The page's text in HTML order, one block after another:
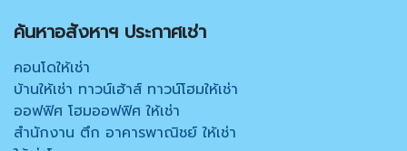
ค้นหาอสังหาฯ ประกาศเช่า
คอนโดให้เช่า
บ้านให้เช่า ทาวน์เฮ้าส์ ทาวน์โฮมให้เช่า
ออฟฟิศ โฮมออฟฟิศ ให้เช่า
สำนักงาน ตึก อาคารพาณิชย์ ให้เช่า